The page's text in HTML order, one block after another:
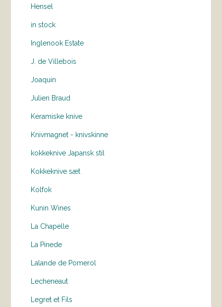
Hensel
in stock
Inglenook Estate
J. de Villebois
Joaquin
Julien Braud
Keramiske knive
Knivmagnet - knivskinne
kokkeknive Japansk stil
Kokkeknive sæt
Kolfok
Kunin Wines
La Chapelle
La Pinede
Lalande de Pomerol
Lecheneaut
Legret et Fils